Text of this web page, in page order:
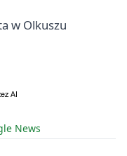
w Olkuszu
News